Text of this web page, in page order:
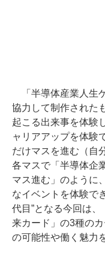
「半導体産業人生
協力して制作された
起こる出来事を体験
ャリアアップを体験
だけマスを進む（自
各マスで「半導体企
マス進む」のように
なイベントを体験で
代目”となる今回は
来カード」の3種の
の可能性や働く魅力